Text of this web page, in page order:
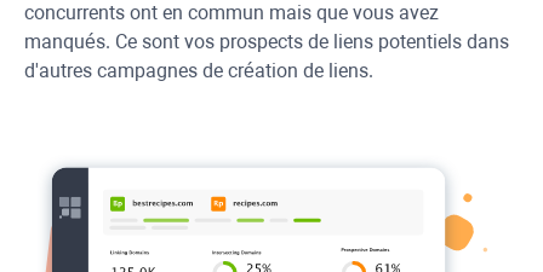
concurrents ont en commun mais que vous avez
manqués. Ce sont vos prospects de liens potentiels dans
d'autres campagnes de création de liens.